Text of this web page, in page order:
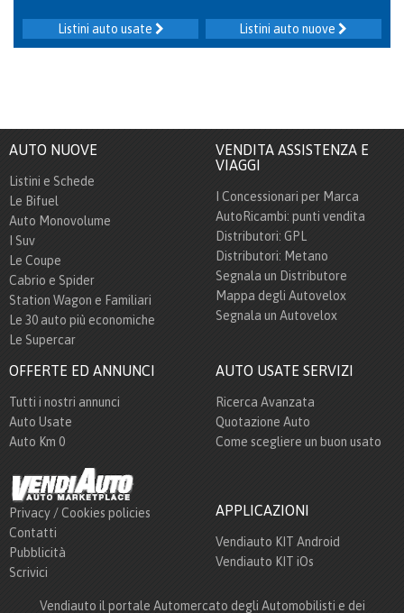
Listini auto nuove
Listini auto usate
AUTO NUOVE
Listini e Schede
Le Bifuel
Auto Monovolume
I Suv
Le Coupe
Cabrio e Spider
Station Wagon e Familiari
Le 30 auto più economiche
Le Supercar
VENDITA ASSISTENZA E
VIAGGI
I Concessionari per Marca
AutoRicambi: punti vendita
Distributori: GPL
Distributori: Metano
Segnala un Distributore
Mappa degli Autovelox
Segnala un Autovelox
OFFERTE ED ANNUNCI
Tutti i nostri annunci
Auto Usate
Auto Km 0
AUTO USATE SERVIZI
Ricerca Avanzata
Quotazione Auto
Come scegliere un buon usato
Privacy / Cookies policies
Contatti
Pubblicità
Scrivici
APPLICAZIONI
Vendiauto KIT Android
Vendiauto KIT iOs
Vendiauto il portale Automercato degli Automobilisti e dei